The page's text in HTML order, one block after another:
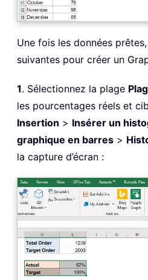
Une fois les données
suivantes pour créer un
1. Sélectionnez la plage
les pourcentages réels et
Insertion > Insérer un
graphique en barres >
la capture d’écran :